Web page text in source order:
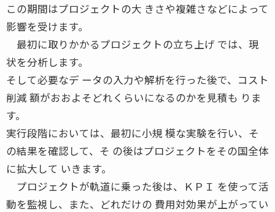
この期間はプロジェクトの大 きさや複雑さなどによって
影響を受けます。
最初に取りかかるプロジェクトの立ち上げ では、現
状を分析します。
そして必要なデ ータの入力や解析を行った後で、コスト
削減 額がおおよそどれくらいになるのかを見積も りま
す。
実行段階においては、最初に小規 模な実験を行い、そ
の結果を確認して、そ の後はプロジェクトをその国全体
に拡大して いきます。
プロジェクトが軌道に乗った後は、ＫＰＩ を使って活
動を監視し、また、どれだけの 費用対効果が上がってい